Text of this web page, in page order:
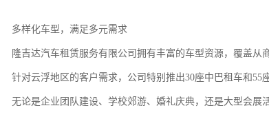
多样化车型，满足多元需求
隆吉达汽车租赁服务有限公司拥有丰富的车型资源，覆盖从
针对云浮地区的客户需求，公司特别推出30座中巴租车和55
无论是企业团队建设、学校郊游、婚礼庆典，还是大型会